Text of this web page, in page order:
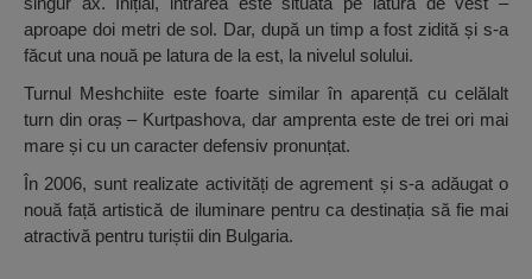
aproape doi metri de sol. Dar, după un timp a fost zidită și s-a
făcut una nouă pe latura de la est, la nivelul solului.
Turnul Meshchiite este foarte similar în aparență cu celălalt
turn din oraș – Kurtpashova, dar amprenta este de trei ori mai
mare și cu un caracter defensiv pronunțat.
În 2006, sunt realizate activități de agrement și s-a adăugat o
nouă față artistică de iluminare pentru ca destinația să fie mai
atractivă pentru turiștii din Bulgaria.